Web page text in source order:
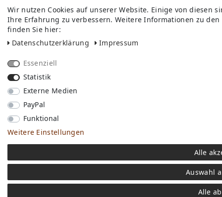
Wir nutzen Cookies auf unserer Website. Einige von diesen
Ihre Erfahrung zu verbessern. Weitere Informationen zu
finden Sie hier:
Daten­schutz­erklärung
Impressum
Essenziell
Statistik
Externe Medien
PayPal
Funktional
Weitere Einstellungen
Alle
Auswahl
Alle